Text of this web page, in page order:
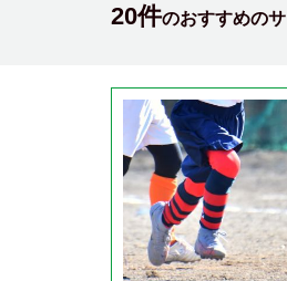
20件のおすすめの